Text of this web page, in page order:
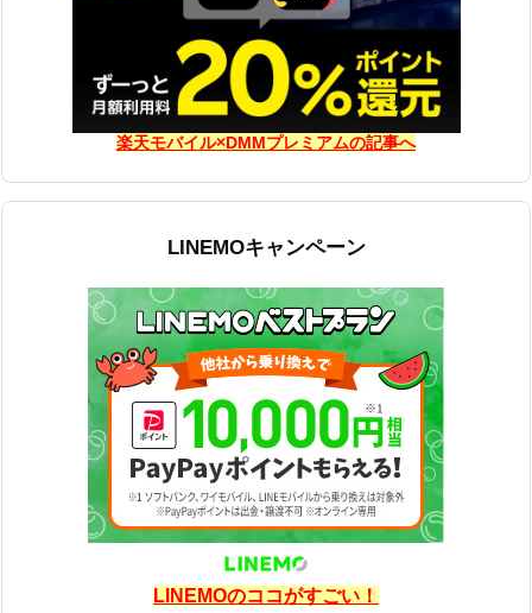
楽天モバイル×DMMプレミアムの記事へ
LINEMOキャンペーン
LINEMOのココがすごい！